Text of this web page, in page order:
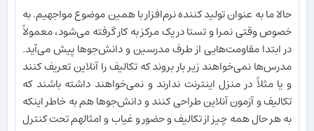
حالا ما به عنوان تولید کننده نرم‌افزار با همین موضوع مواجهیم. به
خصوص وقتی نمرا و تستا در یک مرکز به کار گرفته می‌شود، معمولاً
در ابتدا مقاومت‌هایی از طرف مدرسین و دانش‌جوها پیش می‌آید.
مدرس‌ها نمی‌خواهند زیر بار بروند که تکالیف را آنلاین تعریف کنند
و یا مثلاً در منزل اینترنت ندارند و نمی‌خواهند داشته باشند که
تکالیف و آزمون آنلاین طراحی کنند و دانش‌جوها هم به خاطر اینکه
به هر حال همه چیز از تکالیف و حضور و غیاب و امثالهم تحت کنترل